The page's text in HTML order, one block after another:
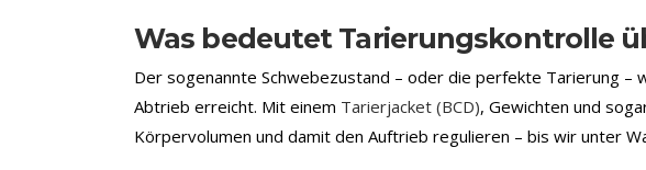
Was bedeutet Tarierungskontrolle
Der sogenannte Schwebezustand – oder die perfekte Tarierung –
Abtrieb erreicht. Mit einem Tarierjacket (BCD), Gewichten und
Körpervolumen und damit den Auftrieb regulieren – bis wir unter